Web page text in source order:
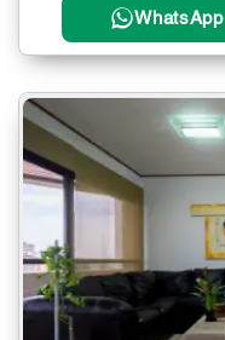
WhatsApp